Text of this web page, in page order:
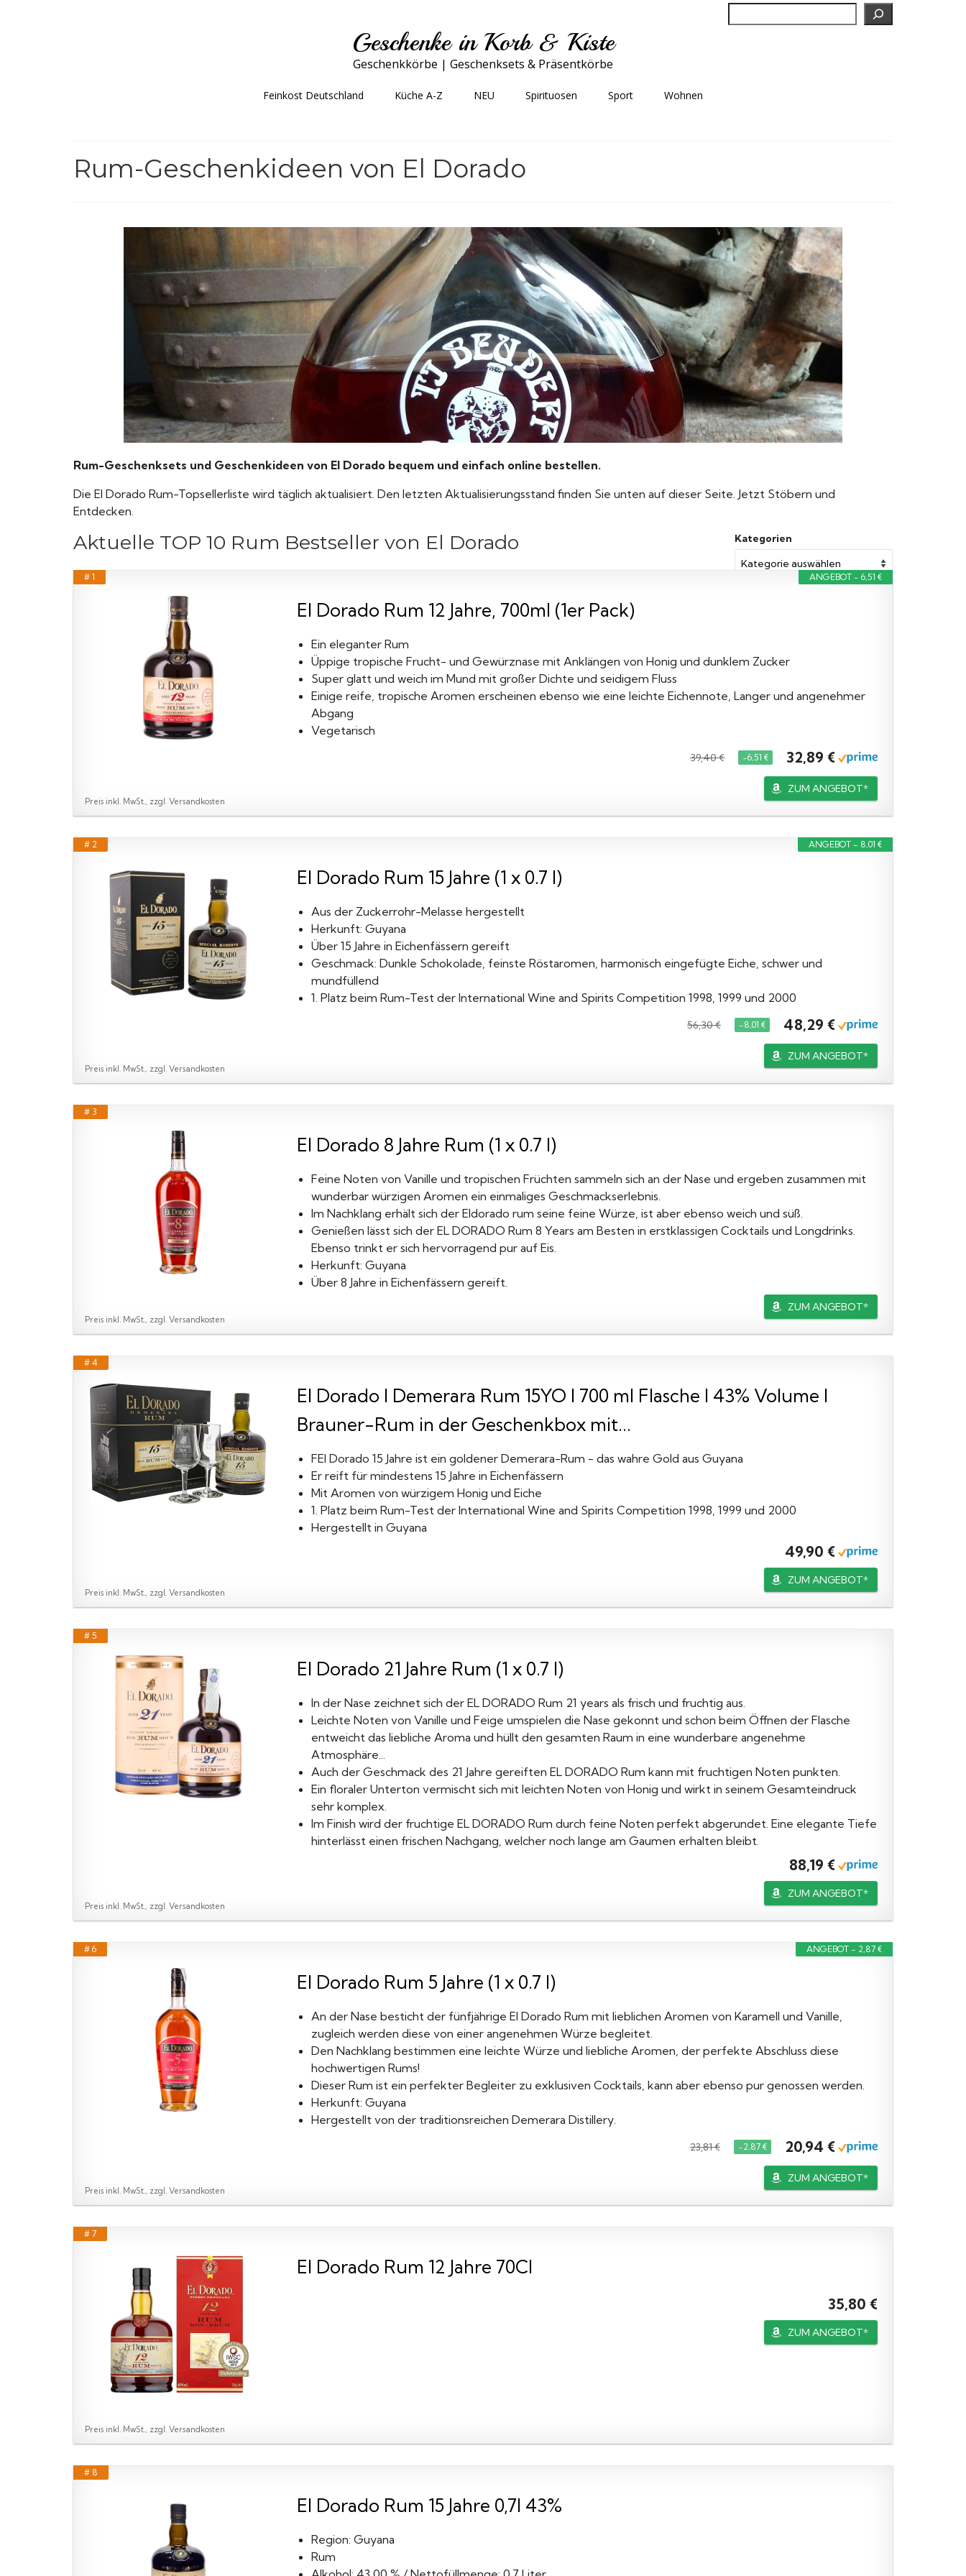
Geschenke in Korb & Kiste
Geschenkkörbe | Geschenksets & Präsentkörbe
Feinkost Deutschland Küche A-Z NEU Spirituosen Sport Wohnen
Rum-Geschenkideen von El Dorado
Rum-Geschenksets und Geschenkideen von El Dorado bequem und einfach online bestellen.
Die El Dorado Rum-Topsellerliste wird täglich aktualisiert. Den letzten Aktualisierungsstand finden Sie unten auf dieser Seite. Jetzt Stöbern und
Entdecken.
Kategorien
Aktuelle TOP 10 Rum Bestseller von El Dorado
ANGEBOT - 6,51 €
# 1
El Dorado Rum 12 Jahre, 700ml (1er Pack)
Ein eleganter Rum
Üppige tropische Frucht- und Gewürznase mit Anklängen von Honig und dunklem Zucker
Super glatt und weich im Mund mit großer Dichte und seidigem Fluss
Einige reife, tropische Aromen erscheinen ebenso wie eine leichte Eichennote, Langer und angenehmer
Abgang
‎Vegetarisch
39,40 € −6,51 € 32,89 €
ZUM ANGEBOT*
Preis inkl. MwSt., zzgl. Versandkosten
ANGEBOT - 8,01 €
# 2
El Dorado Rum 15 Jahre (1 x 0.7 l)
Aus der Zuckerrohr-Melasse hergestellt
Herkunft: Guyana
Über 15 Jahre in Eichenfässern gereift
Geschmack: Dunkle Schokolade, feinste Röstaromen, harmonisch eingefügte Eiche, schwer und
mundfüllend
1. Platz beim Rum-Test der International Wine and Spirits Competition 1998, 1999 und 2000
56,30 € −8,01 € 48,29 €
ZUM ANGEBOT*
Preis inkl. MwSt., zzgl. Versandkosten
# 3
El Dorado 8 Jahre Rum (1 x 0.7 l)
Feine Noten von Vanille und tropischen Früchten sammeln sich an der Nase und ergeben zusammen mit
wunderbar würzigen Aromen ein einmaliges Geschmackserlebnis.
Im Nachklang erhält sich der Eldorado rum seine feine Würze, ist aber ebenso weich und süß.
Genießen lässt sich der EL DORADO Rum 8 Years am Besten in erstklassigen Cocktails und Longdrinks.
Ebenso trinkt er sich hervorragend pur auf Eis.
Herkunft: Guyana
Über 8 Jahre in Eichenfässern gereift.
ZUM ANGEBOT*
Preis inkl. MwSt., zzgl. Versandkosten
# 4
El Dorado I Demerara Rum 15YO I 700 ml Flasche I 43% Volume I
Brauner-Rum in der Geschenkbox mit...
FEl Dorado 15 Jahre ist ein goldener Demerara-Rum - das wahre Gold aus Guyana
Er reift für mindestens 15 Jahre in Eichenfässern
Mit Aromen von würzigem Honig und Eiche
1. Platz beim Rum-Test der International Wine and Spirits Competition 1998, 1999 und 2000
Hergestellt in Guyana
49,90 €
ZUM ANGEBOT*
Preis inkl. MwSt., zzgl. Versandkosten
# 5
El Dorado 21 Jahre Rum (1 x 0.7 l)
In der Nase zeichnet sich der EL DORADO Rum 21 years als frisch und fruchtig aus.
Leichte Noten von Vanille und Feige umspielen die Nase gekonnt und schon beim Öffnen der Flasche
entweicht das liebliche Aroma und hüllt den gesamten Raum in eine wunderbare angenehme
Atmosphäre...
Auch der Geschmack des 21 Jahre gereiften EL DORADO Rum kann mit fruchtigen Noten punkten.
Ein floraler Unterton vermischt sich mit leichten Noten von Honig und wirkt in seinem Gesamteindruck
sehr komplex.
Im Finish wird der fruchtige EL DORADO Rum durch feine Noten perfekt abgerundet. Eine elegante Tiefe
hinterlässt einen frischen Nachgang, welcher noch lange am Gaumen erhalten bleibt.
88,19 €
ZUM ANGEBOT*
Preis inkl. MwSt., zzgl. Versandkosten
ANGEBOT - 2,87 €
# 6
El Dorado Rum 5 Jahre (1 x 0.7 l)
An der Nase besticht der fünfjährige El Dorado Rum mit lieblichen Aromen von Karamell und Vanille,
zugleich werden diese von einer angenehmen Würze begleitet.
Den Nachklang bestimmen eine leichte Würze und liebliche Aromen, der perfekte Abschluss diese
hochwertigen Rums!
Dieser Rum ist ein perfekter Begleiter zu exklusiven Cocktails, kann aber ebenso pur genossen werden.
Herkunft: Guyana
Hergestellt von der traditionsreichen Demerara Distillery.
23,81 € −2,87 € 20,94 €
ZUM ANGEBOT*
Preis inkl. MwSt., zzgl. Versandkosten
# 7
El Dorado Rum 12 Jahre 70Cl
35,80 €
ZUM ANGEBOT*
Preis inkl. MwSt., zzgl. Versandkosten
# 8
El Dorado Rum 15 Jahre 0,7l 43%
Region: Guyana
Rum